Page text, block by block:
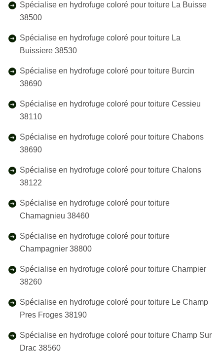
Spécialise en hydrofuge coloré pour toiture La Buisse
38500
Spécialise en hydrofuge coloré pour toiture La
Buissiere 38530
Spécialise en hydrofuge coloré pour toiture Burcin
38690
Spécialise en hydrofuge coloré pour toiture Cessieu
38110
Spécialise en hydrofuge coloré pour toiture Chabons
38690
Spécialise en hydrofuge coloré pour toiture Chalons
38122
Spécialise en hydrofuge coloré pour toiture
Chamagnieu 38460
Spécialise en hydrofuge coloré pour toiture
Champagnier 38800
Spécialise en hydrofuge coloré pour toiture Champier
38260
Spécialise en hydrofuge coloré pour toiture Le Champ
Pres Froges 38190
Spécialise en hydrofuge coloré pour toiture Champ Sur
Drac 38560